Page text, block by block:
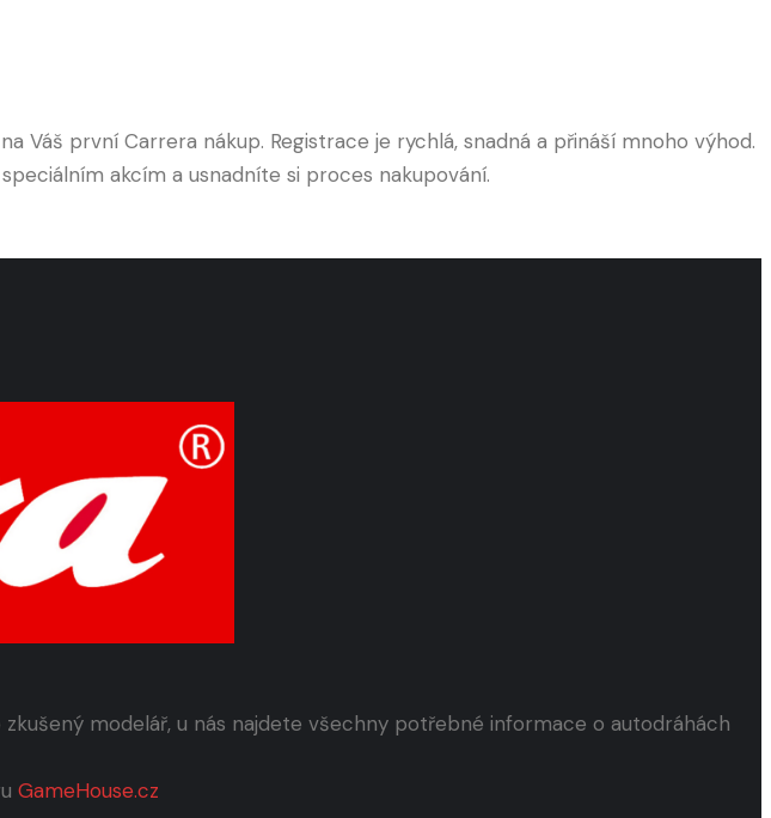
Váš první Carrera nákup. Registrace je rychlá, snadná a přináší mnoho výhod.
akcím a usnadníte si proces nakupování.
modelář, u nás najdete všechny potřebné informace o autodráhách
GameHouse.cz